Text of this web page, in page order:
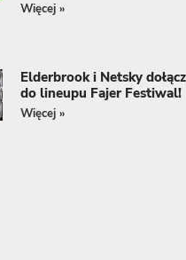
Więcej »
Elderbrook i Netsky
do lineupu Fajer Festiwal!
Więcej »